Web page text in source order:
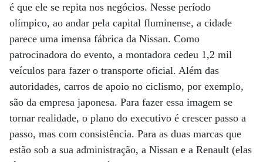
é que ele se repita nos negócios. Nesse período
olímpico, ao andar pela capital fluminense, a cidade
parece uma imensa fábrica da Nissan. Como
patrocinadora do evento, a montadora cedeu 1,2 mil
veículos para fazer o transporte oficial. Além das
autoridades, carros de apoio no ciclismo, por exemplo,
são da empresa japonesa. Para fazer essa imagem se
tornar realidade, o plano do executivo é crescer passo a
passo, mas com consistência. Para as duas marcas que
estão sob a sua administração, a Nissan e a Renault (elas